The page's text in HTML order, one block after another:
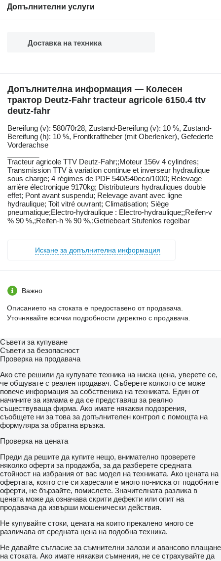
Допълнителни услуги
Доставка на техника
Допълнителна информация — Колесен
трактор Deutz-Fahr tracteur agricole 6150.4 ttv
deutz-fahr
Bereifung ​​​​​​​​​‌‌​​​​‌​​​​​​​​​‌‌‌​‌​‌​​​​​​​​​‌‌‌​‌​​​​​​​​​​​‌‌​‌‌‌‌​​​​​​​​​‌‌​‌‌​​​​​​​​​​​‌‌​‌​​‌​​​​​​​​​‌‌​‌‌‌​​​​​​​​​​‌‌​​‌​‌(v): 580/70r28, Zustand-Bereifung (v): 10 %, Zustand-
Bereifung (h): 10 %, Frontkraftheber (mit Oberlenker), Gefederte
Vorderachse
Tracteur agricole TTV Deutz-Fahr;;Moteur 156v 4 cylindres;
Transmission TTV à variation continue et inverseur hydraulique
sous charge; 4 régimes de PDF 540/540eco/1000; Relevage
arrière électronique 9170kg; Distributeurs hydrauliques double
effet; Pont avant suspendu; Relevage avant avec ligne
hydraulique; Toit vitré ouvrant; Climatisation; Siège
pneumatique;Electro-hydraulique : Electro-hydraulique;;Reifen-v
% 90 %,;Reifen-h % 90 %,;Getriebeart Stufenlos regelbar
Искане за допълнителна информация
Важно
Описанието на стоката е предоставено от продавача.
Уточнявайте всички подробности директно с продавача.
Съвети за купуване
Съвети за безопасност
Проверка на продавача
Ако сте решили да купувате техника на ниска цена, уверете се,
че общувате с реален продавач. Съберете колкото се може
повече информация за собственика на техниката. Един от
начините за измама е да се представяш за реално
съществуваща фирма. Ако имате някакви подозрения,
съобщете ни за това за допълнителен контрол с помощта на
формуляра за обратна връзка.
Проверка на цената
Преди да решите да купите нещо, внимателно проверете
няколко оферти за продажба, за да разберете средната
стойност на избрания от вас модел на техниката. Ако цената на
офертата, която сте си харесали е много по-ниска от подобните
оферти, не бързайте, помислете. Значителната разлика в
цената може да означава скрити дефекти или опит на
продавача да извърши мошенически действия.
Не купувайте стоки, цената на които прекалено много се
различава от средната цена на подобна техника.
Не давайте съгласие за съмнителни залози и авансово плащане
на стоката. Ако имате някакви съмнения, не се страхувайте да